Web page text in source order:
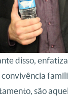
dedisso,
são